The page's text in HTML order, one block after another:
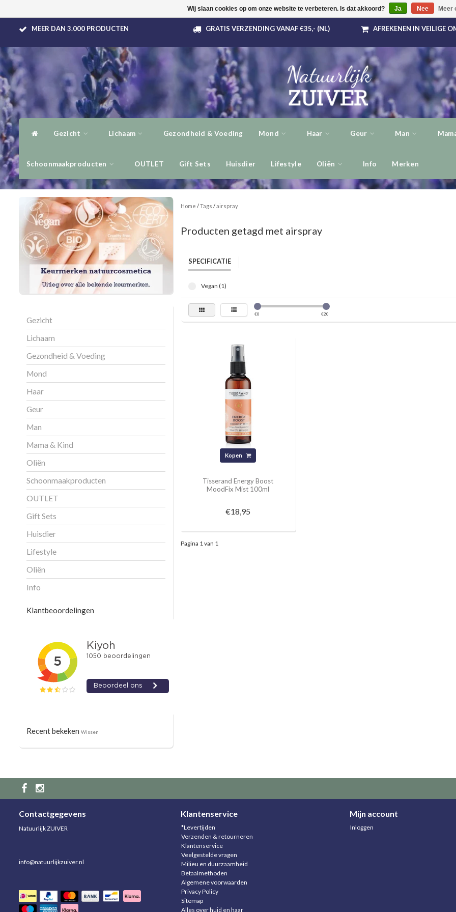
MEER DAN 3.000 PRODUCTEN GRATIS VERZENDING VANAF €35,- (NL) AFREKENEN IN VEILIGE
Gezicht Lichaam Gezondheid & Voeding Mond Haar Geur Man
Schoonmaakproducten OUTLET Gift Sets Huisdier Lifestyle Oliën Info Merken
Gezicht
Lichaam
Gezondheid & Voeding
Mond
Haar
Geur
Man
Mama & Kind
Oliën
Schoonmaakproducten
OUTLET
Gift Sets
Huisdier
Lifestyle
Oliën
Info
Klantbeoordelingen
Recent bekeken Wissen
Home /Tags /airspray
Producten getagd met airspray
SPECIFICATIE
Vegan (1)
€0 €20
Kopen
Tisserand Energy Boost
MoodFix Mist 100ml
€18,95
Pagina 1 van 1
Contactgegevens
Natuurlijk ZUIVER
info@natuurlijkzuiver.nl
Klantenservice
*Levertijden
Verzenden & retourneren
Klantenservice
Veelgestelde vragen
Milieu en duurzaamheid
Betaalmethoden
Algemene voorwaarden
Privacy Policy
Sitemap
Alles over huid en haar
Mijn account
Inloggen
Wij slaan cookies op om onze website te verbeteren. Is dat akkoord? Ja Nee Meer